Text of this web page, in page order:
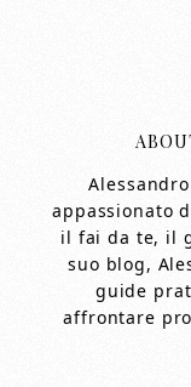
appassionato
il fai da te, il
suo blog,
guide
affrontare